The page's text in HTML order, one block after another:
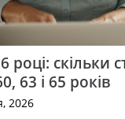
році: скільки
63 і 65 років
2026